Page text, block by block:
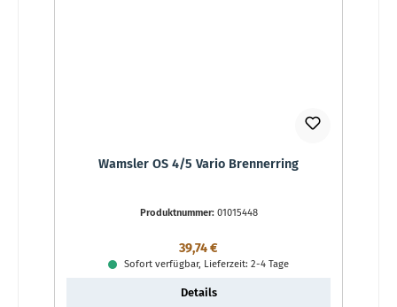
Wamsler OS 4/5 Vario Brennerring
Produktnummer: 01015448
Regulärer Preis:
39,74 €
Sofort verfügbar, Lieferzeit: 2-4 Tage
Details